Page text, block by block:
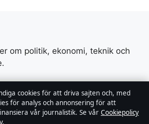
om politik, ekonomi, teknik och
Centre, Tower Street, Swatar
cookies för att driva sajten och, med
för analys och annonsering för att
vår journalistik. Se vår Cookiepolicy
.